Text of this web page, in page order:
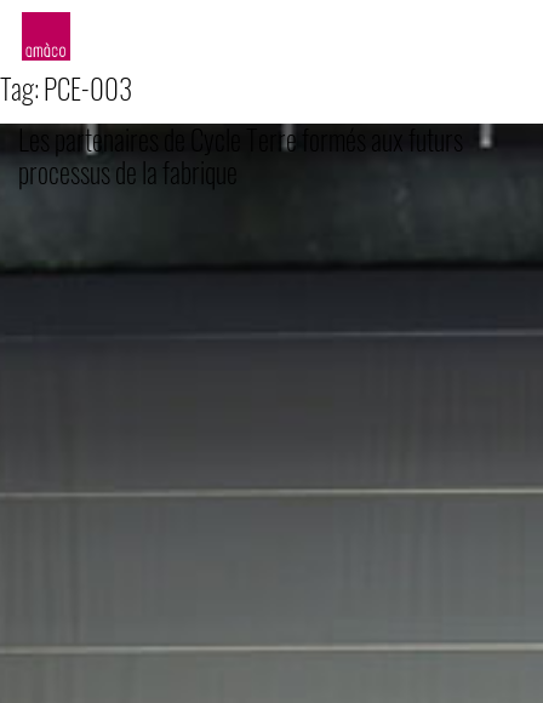
Tag:PCE-003
Les partenaires de Cycle Terre formés aux futurs
processus de la fabrique